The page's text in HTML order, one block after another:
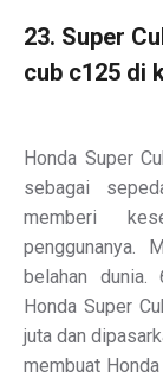
23. Super
cub c125 di
Honda Super
sebagai
memberi
penggunanya.
belahan
Honda Super
juta dan
membuat